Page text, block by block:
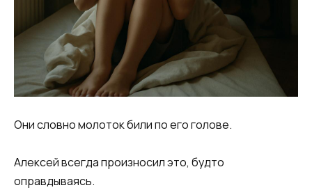
Они словно молоток били по его голове.
Алексей всегда произносил это, будто
оправдываясь.